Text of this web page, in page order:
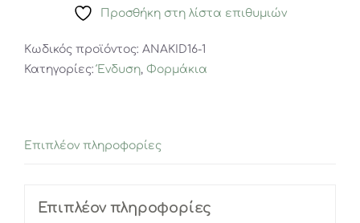
SleeveΠροσθήκη στη λίστα επιθυμιών
Κωδικός προϊόντος: ANAKID16-1
Κατηγορίες:Ένδυση, Φορμάκια
Επιπλέον πληροφορίες
Επιπλέον πληροφορίες